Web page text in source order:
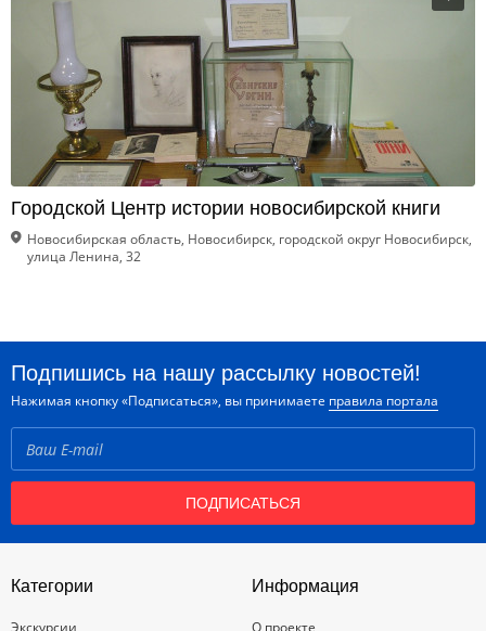
Городской Центр истории новосибирской книги
Новосибирская область, Новосибирск, городской округ Новосибирск,
улица Ленина, 32
Подпишись на нашу рассылку новостей!
Нажимая кнопку «Подписаться», вы принимаете правила портала
ПОДПИСАТЬСЯ
Категории
Экскурсии
Информация
О проекте